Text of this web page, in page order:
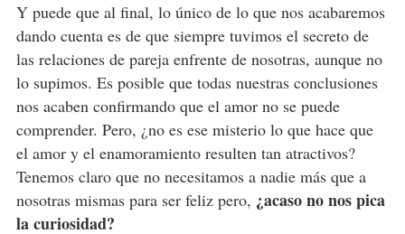
Y puede que al final, lo único de lo que nos acabaremos
dando cuenta es de que siempre tuvimos el secreto de
las relaciones de pareja enfrente de nosotras, aunque no
lo supimos. Es posible que todas nuestras conclusiones
nos acaben confirmando que el amor no se puede
comprender. Pero, ¿no es ese misterio lo que hace que
el amor y el enamoramiento resulten tan atractivos?
Tenemos claro que no necesitamos a nadie más que a
nosotras mismas para ser feliz pero, ¿acaso no nos pica
la curiosidad?